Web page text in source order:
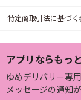
特定商取引法に基づく
アプリならもっ
ゆめデリバリー専
メッセージの通知